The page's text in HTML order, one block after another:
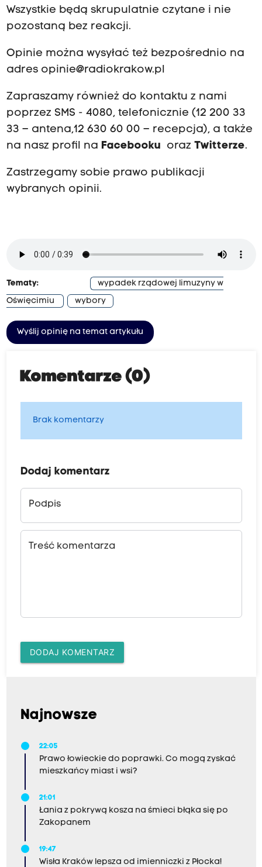
Wszystkie będą skrupulatnie czytane i nie
pozostaną bez reakcji.
Opinie można wysyłać też bezpośrednio na
adres opinie@radiokrakow.pl
Zapraszamy również do kontaktu z nami
poprzez SMS - 4080, telefonicznie (12 200 33
33 – antena,12 630 60 00 – recepcja), a także
na nasz profil na Facebooku oraz Twitterze.
Zastrzegamy sobie prawo publikacji
wybranych opinii.
Tematy:
wypadek rządowej limuzyny w
Oświęcimiu
wybory
Wyślij opinię na temat artykułu
Komentarze (0)
Brak komentarzy
Dodaj komentarz
Podpis
Treść komentarza
DODAJ KOMENTARZ
Najnowsze
22:05
Prawo łowieckie do poprawki. Co mogą zyskać
mieszkańcy miast i wsi?
21:01
Łania z pokrywą kosza na śmieci błąka się po
Zakopanem
19:47
Wisła Kraków lepsza od imienniczki z Płocka!